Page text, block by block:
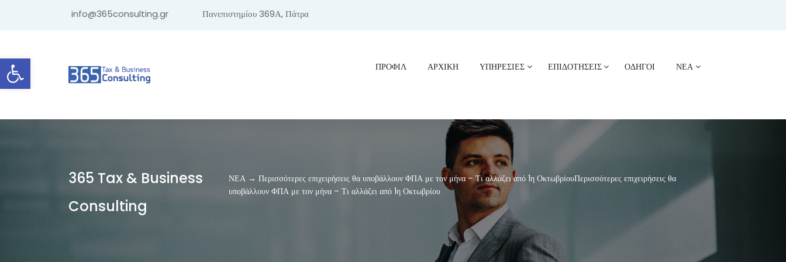
Ανοίξτε τη γραμμή εργαλείων
info@365consulting.gr Πανεπιστημίου 369Α, Πάτρα
ΠΡΟΦΊΛ ΑΡΧΙΚΗ ΥΠΗΡΕΣΙΕΣ ΕΠΙΔΟΤΗΣΕΙΣ ΟΔΗΓΟΙ ΝΕΑ
365 Tax & Business
Consulting
ΝΕΑ → Περισσότερες επιχειρήσεις θα υποβάλλουν ΦΠΑ με τον μήνα – Τι αλλάζει από 1η ΟκτωβρίουΠερισσότερες επιχειρήσεις θα
υποβάλλουν ΦΠΑ με τον μήνα – Τι αλλάζει από 1η Οκτωβρίου